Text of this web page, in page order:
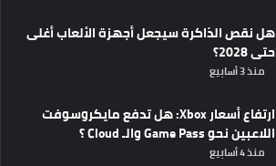
هل نقص الذاكرة سيجعل أجهزة الألعاب أغلى
حتى 2028؟
منذ 3 أسابيع
ارتفاع أسعار Xbox: هل تدفع مايكروسوفت
اللاعبين نحو Game Pass والـ Cloud ؟
منذ 4 أسابيع